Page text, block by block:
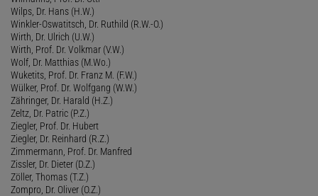
Wilps, Dr. Hans (H.W.)
Winkler-Oswatitsch, Dr. Ruthild (R.W.-O.)
Wirth, Dr. Ulrich (U.W.)
Wirth, Prof. Dr. Volkmar (V.W.)
Wolf, Dr. Matthias (M.Wo.)
Wuketits, Prof. Dr. Franz M. (F.W.)
Wülker, Prof. Dr. Wolfgang (W.W.)
Zähringer, Dr. Harald (H.Z.)
Zeltz, Dr. Patric (P.Z.)
Ziegler, Prof. Dr. Hubert
Ziegler, Dr. Reinhard (R.Z.)
Zimmermann, Prof. Dr. Manfred
Zissler, Dr. Dieter (D.Z.)
Zöller, Thomas (T.Z.)
Zompro, Dr. Oliver (O.Z.)